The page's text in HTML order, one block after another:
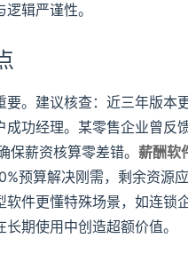
辑严谨性。
。建议核查：近三年版本
功经理。某零售企业曾反
薪资核算零差错。 薪酬软
预算解决刚需，剩余资源
件更懂特殊场景，如连锁
期使用中创造超额价值。